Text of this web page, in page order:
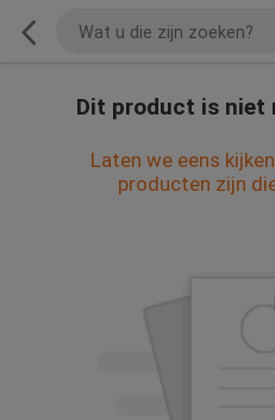
Dit product is niet
Laten we eens
producten zijn